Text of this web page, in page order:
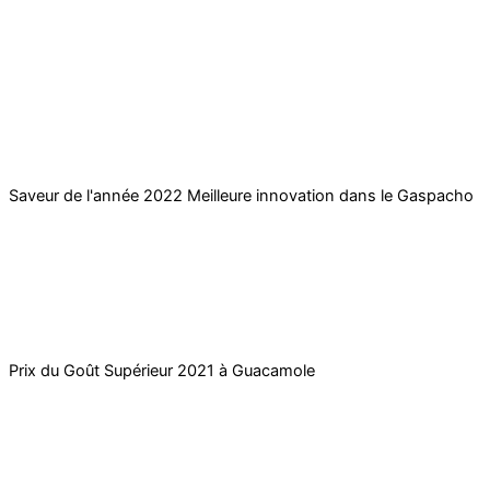
Saveur de l'année 2022 Meilleure innovation dans le Gaspacho
Prix du Goût Supérieur 2021 à Guacamole​